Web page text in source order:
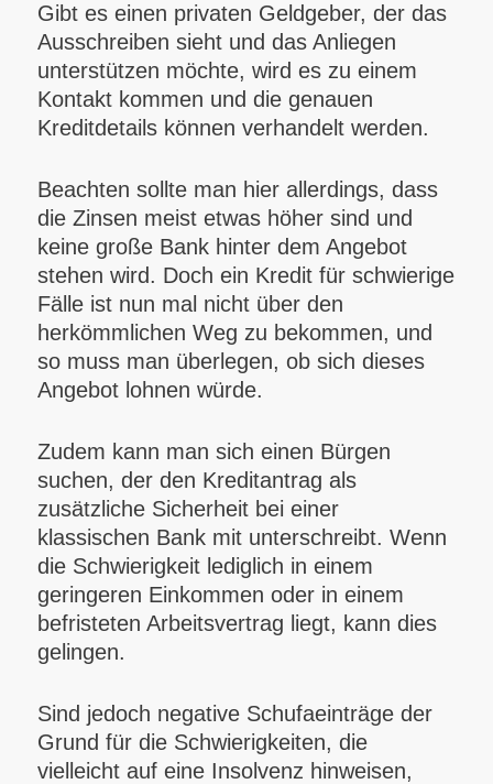
Gibt es einen privaten Geldgeber, der das
Ausschreiben sieht und das Anliegen
unterstützen möchte, wird es zu einem
Kontakt kommen und die genauen
Kreditdetails können verhandelt werden.
Beachten sollte man hier allerdings, dass
die Zinsen meist etwas höher sind und
keine große Bank hinter dem Angebot
stehen wird. Doch ein Kredit für schwierige
Fälle ist nun mal nicht über den
herkömmlichen Weg zu bekommen, und
so muss man überlegen, ob sich dieses
Angebot lohnen würde.
Zudem kann man sich einen Bürgen
suchen, der den Kreditantrag als
zusätzliche Sicherheit bei einer
klassischen Bank mit unterschreibt. Wenn
die Schwierigkeit lediglich in einem
geringeren Einkommen oder in einem
befristeten Arbeitsvertrag liegt, kann dies
gelingen.
Sind jedoch negative Schufaeinträge der
Grund für die Schwierigkeiten, die
vielleicht auf eine Insolvenz hinweisen,